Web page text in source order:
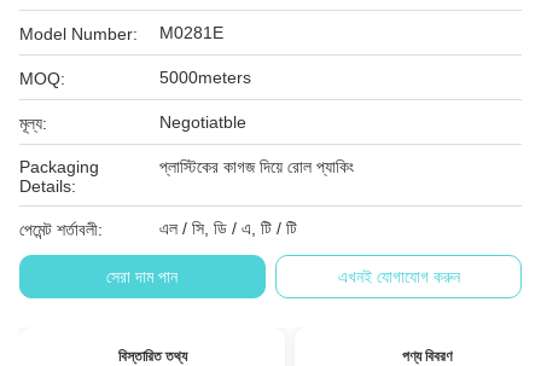
Model Number: M0281E
MOQ: 5000meters
মূল্য: Negotiatble
Packaging
Details:
প্লাস্টিকের কাগজ দিয়ে রোল প্যাকিং
পেমেন্ট শর্তাবলী: এল / সি, ডি / এ, টি / টি
সেরা দাম পান এখনই যোগাযোগ করুন
বিস্তারিত তথ্য পণ্য বিবরণ